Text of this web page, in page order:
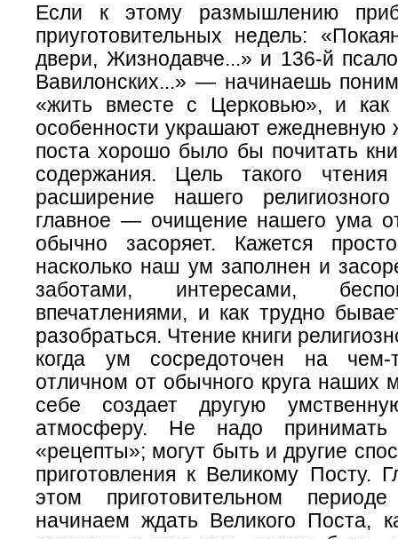
Если к этому размышлению
приуготовительных недель:
двери, Жизнодавче...» и 136-й
Вавилонских...» — начинаешь
«жить вместе с Церковью», и как
особенности украшают ежедневную
поста хорошо было бы почитать
содержания. Цель такого
расширение нашего
главное — очищение нашего ума
обычно засоряет. Кажется
насколько наш ум заполнен и
заботами, интересами,
впечатлениями, и как трудно
разобраться. Чтение книги
когда ум сосредоточен на чем-
отличном от обычного круга наших
себе создает другую
атмосферу. Не надо
«рецепты»; могут быть и другие
приготовления к Великому Посту.
этом приготовительном
начинаем ждать Великого Поста,